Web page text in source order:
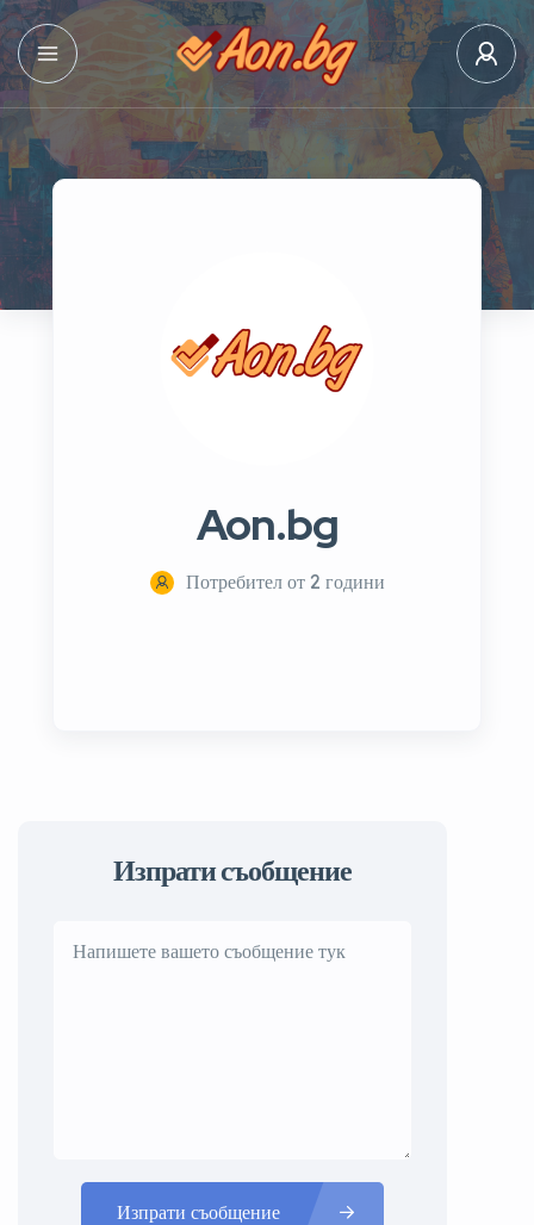
Aon.bg
Потребител от 2 години
Изпрати съобщение
Изпрати съобщение